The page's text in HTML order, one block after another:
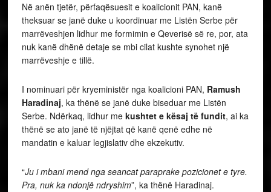
Në anën tjetër, përfaqësuesit e koalicionit PAN, kanë
theksuar se janë duke u koordinuar me Listën Serbe për
marrëveshjen lidhur me formimin e Qeverisë së re, por, ata
nuk kanë dhënë detaje se mbi cilat kushte synohet një
marrëveshje e tillë.
I nominuari për kryeministër nga koalicioni PAN, Ramush
Haradinaj, ka thënë se janë duke biseduar me Listën
Serbe. Ndërkaq, lidhur me kushtet e kësaj të fundit, ai ka
thënë se ato janë të njëjtat që kanë qenë edhe në
mandatin e kaluar legjislativ dhe ekzekutiv.
“Ju i mbani mend nga seancat paraprake pozicionet e tyre.
Pra, nuk ka ndonjë ndryshim”, ka thënë Haradinaj.